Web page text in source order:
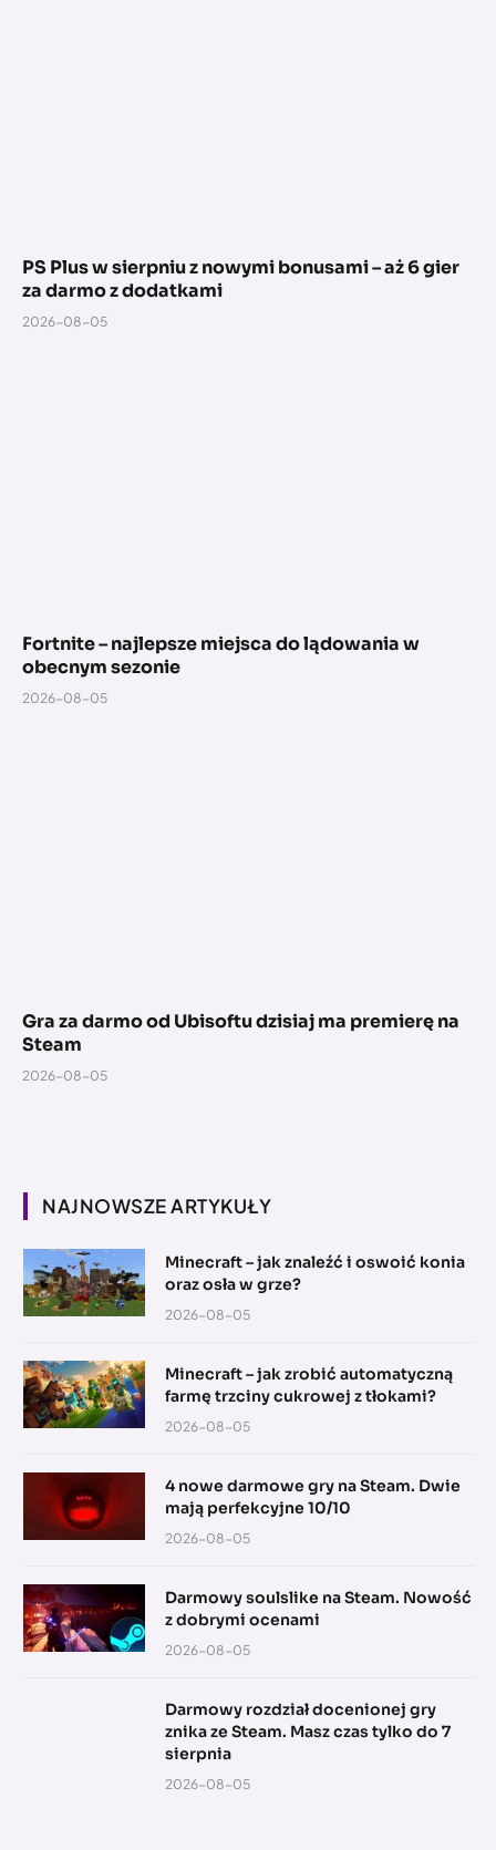
PS Plus w sierpniu z nowymi bonusami – aż 6 gier
za darmo z dodatkami
2026-08-05
Fortnite – najlepsze miejsca do lądowania w
obecnym sezonie
2026-08-05
Gra za darmo od Ubisoftu dzisiaj ma premierę na
Steam
2026-08-05
NAJNOWSZE ARTYKUŁY
Minecraft – jak znaleźć i oswoić konia
oraz osła w grze?
2026-08-05
Minecraft – jak zrobić automatyczną
farmę trzciny cukrowej z tłokami?
2026-08-05
4 nowe darmowe gry na Steam. Dwie
mają perfekcyjne 10/10
2026-08-05
Darmowy soulslike na Steam. Nowość
z dobrymi ocenami
2026-08-05
Darmowy rozdział docenionej gry
znika ze Steam. Masz czas tylko do 7
sierpnia
2026-08-05